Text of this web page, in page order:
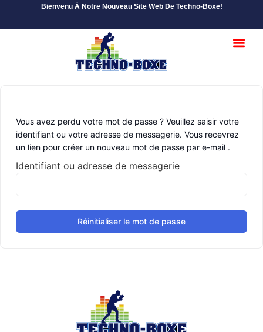
Bienvenu À Notre Nouveau Site Web De Techno-Boxe!
Vous avez perdu votre mot de passe ? Veuillez saisir votre
identifiant ou votre adresse de messagerie. Vous recevrez
un lien pour créer un nouveau mot de passe par e-mail .
Identifiant ou adresse de messagerie
Réinitialiser le mot de passe